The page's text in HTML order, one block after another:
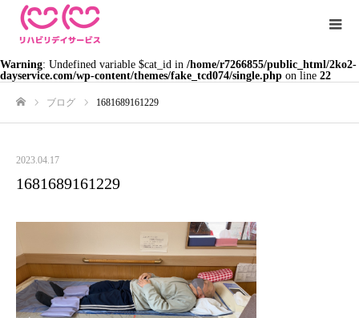
Warning: Undefined variable $cat_id in /home/r7266855/public_html/2ko2-
dayservice.com/wp-content/themes/fake_tcd074/single.php on line 22
ブログ 1681689161229
2023.04.17
1681689161229